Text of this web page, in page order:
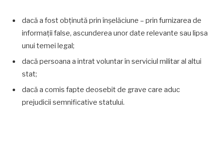
dacă a fost obținută prin înșelăciune – prin furnizarea de
informații false, ascunderea unor date relevante sau lipsa
unui temei legal;
dacă persoana a intrat voluntar în serviciul militar al altui
stat;
dacă a comis fapte deosebit de grave care aduc
prejudicii semnificative statului.